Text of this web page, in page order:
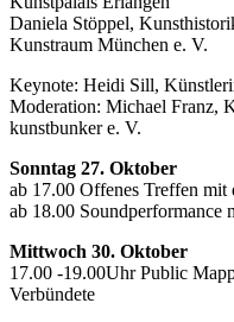
Daniela Stöppel,
Kunstraum München e. V.
Keynote: Heidi Sill,
Moderation: Michael Franz,
kunstbunker e. V.
Sonntag 27. Oktober
ab 17.00 Offenes Treffen mit
ab 18.00 Soundperformance
Mittwoch 30. Oktober
17.00 -19.00Uhr Public
Verbündete